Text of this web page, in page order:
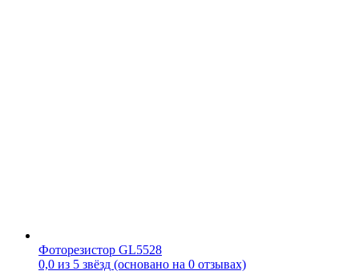
Фоторезистор GL5528
0,0 из 5 звёзд (основано на 0 отзывах)